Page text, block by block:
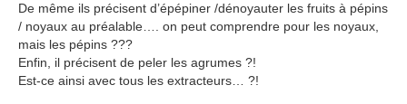
De même ils précisent d’épépiner /dénoyauter les fruits à pépins
/ noyaux au préalable…. on peut comprendre pour les noyaux,
mais les pépins ???
Enfin, il précisent de peler les agrumes ?!
Est-ce ainsi avec tous les extracteurs… ?!